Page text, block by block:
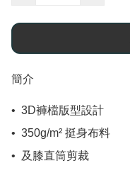
簡介
•  3D褲檔版型設計
•  350g/m² 挺身布料
•  及膝直筒剪裁